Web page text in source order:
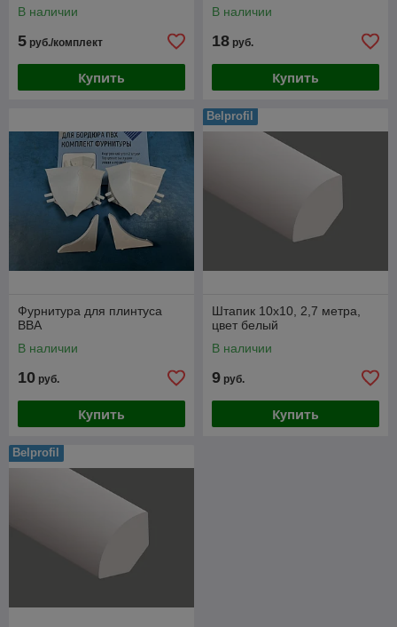
В наличии
5 руб./комплект
Купить
В наличии
18 руб.
Купить
Фурнитура для плинтуса
ВВА
В наличии
10 руб.
Купить
Belprofil
Штапик 10х10, 2,7 метра,
цвет белый
В наличии
9 руб.
Купить
Belprofil